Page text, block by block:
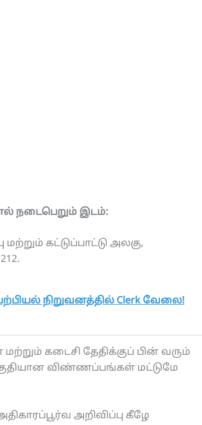
நடைபெறும் இடம்:
கட்டுப்பாட்டு அலகு,
நிறுவனத்தில் Clerk வேலை!
கடைசி தேதிக்குப் பின் வரும்
விண்ணப்பங்கள் மட்டுமே
அறிவிப்பு கீழே